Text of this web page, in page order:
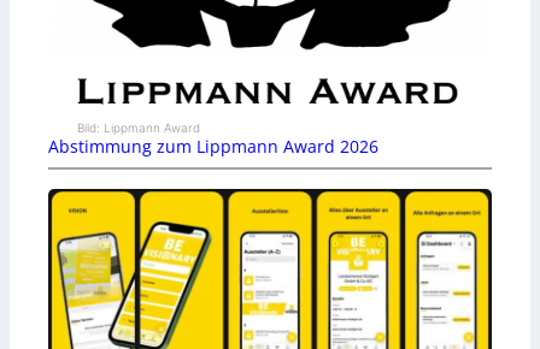
Bild: Lippmann Award
Abstimmung zum Lippmann Award 2026